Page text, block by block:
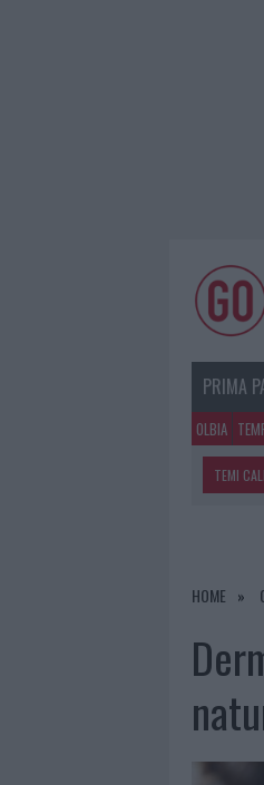
PRIMA
OLBIA
TEMI
PER I
6
HOME